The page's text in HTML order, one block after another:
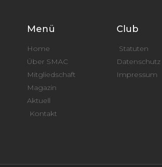
Menü
Home
Über SMAC
Mitgliedschaft
Magazin
Aktuell
Kontakt
Club
Statuten
Datenschutz
Impressum